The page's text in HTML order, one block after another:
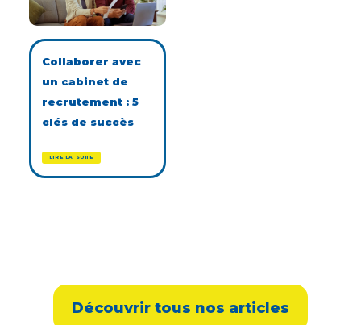
Collaborer avec
un cabinet de
recrutement : 5
clés de succès
LIRE LA SUITE
Découvrir tous nos articles